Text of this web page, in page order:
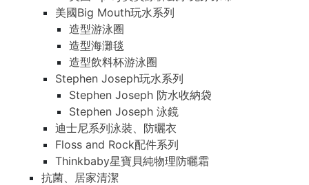
美國Big Mouth玩水系列
造型游泳圈
造型海灘毯
造型飲料杯游泳圈
Stephen Joseph玩水系列
Stephen Joseph 防水收納袋
Stephen Joseph 泳鏡
迪士尼系列泳裝、防曬衣
Floss and Rock配件系列
Thinkbaby星寶貝純物理防曬霜
抗菌、居家清潔